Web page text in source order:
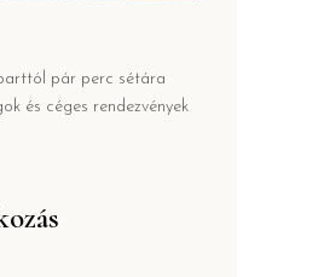
pár perc sétára
és céges rendezvények